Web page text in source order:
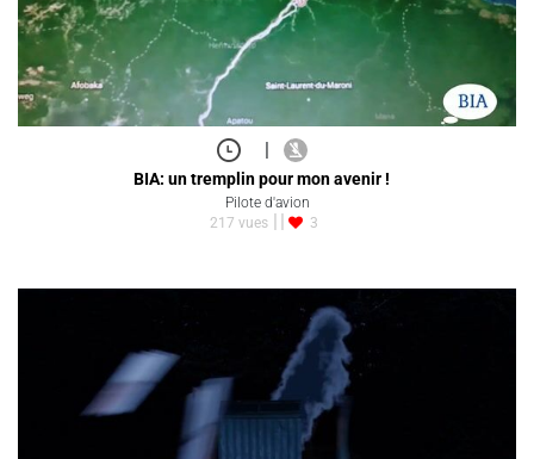
|
BIA: un tremplin pour mon avenir !
Pilote d'avion
217 vues
3